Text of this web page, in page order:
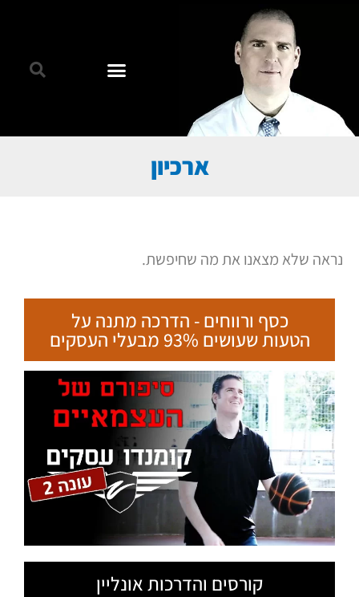
ארכיון
נראה שלא מצאנו את מה שחיפשת.
כסף ורווחים - הדרכה מתנה על
הטעות שעושים 93% מבעלי העסקים
קורסים והדרכות אונליין